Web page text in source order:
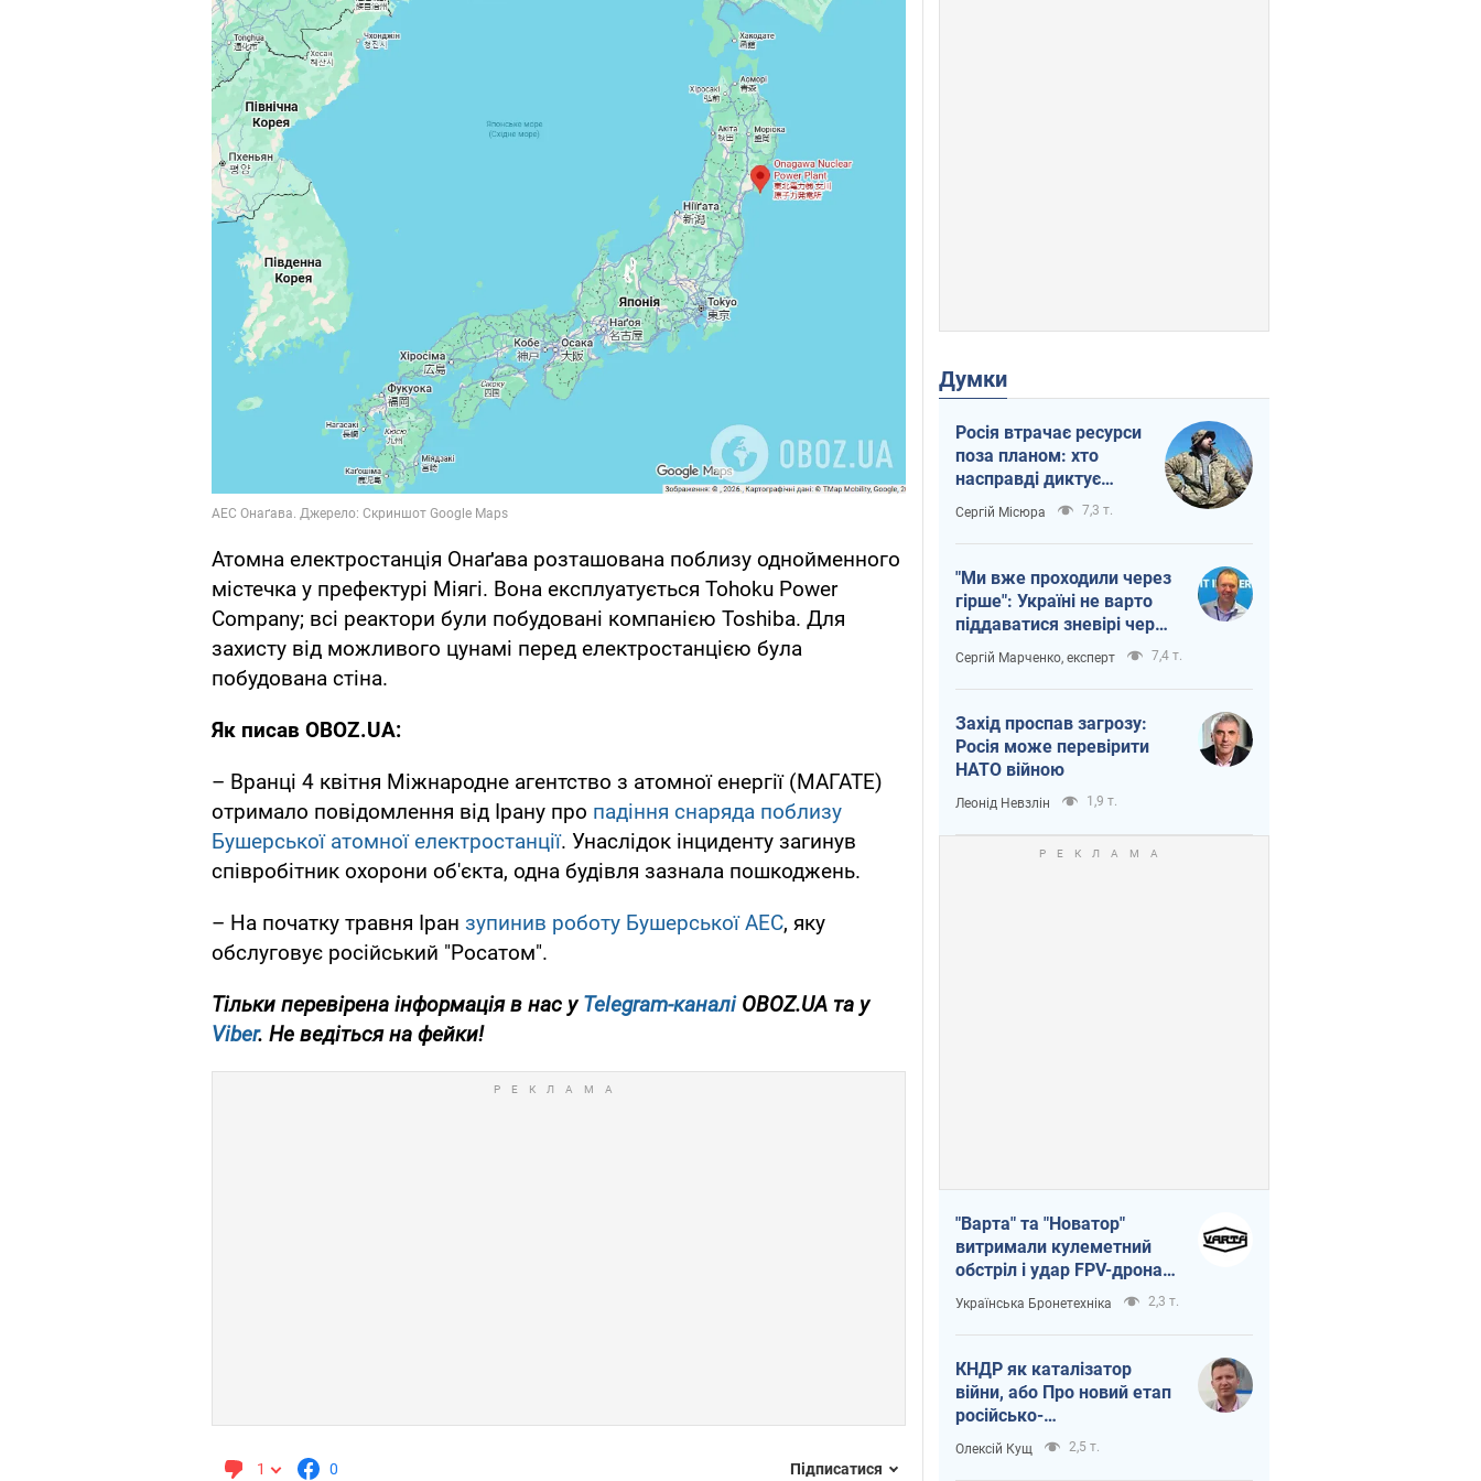
Атомна електростанція Онаґава розташована поблизу однойменного
містечка у префектурі Міягі. Вона експлуатується Tohoku Power
Company; всі реактори були побудовані компанією Toshiba. Для
захисту від можливого цунамі перед електростанцією була
побудована стіна.
Як писав OBOZ.UA:
– Вранці 4 квітня Міжнародне агентство з атомної енергії (МАГАТЕ)
отримало повідомлення від Ірану про падіння снаряда поблизу
Бушерської атомної електростанції. Унаслідок інциденту загинув
співробітник охорони об'єкта, одна будівля зазнала пошкоджень.
– На початку травня Іран зупинив роботу Бушерської АЕС, яку
обслуговує російський "Росатом".
Тільки перевірена інформація в нас уTelegram-каналіOBOZ.UA та у
Viber. Не ведіться на фейки!
1 0 Підписатися
Думки
Росія втрачає ресурси
поза планом: хто
насправді диктує
темп війни
Сергій Місюра 7,3 т.
"Ми вже проходили через
гірше": Україні не варто
піддаватися зневірі через
ракетний терор
Сергій Марченко, експерт 7,4 т.
Захід проспав загрозу:
Росія може перевірити
НАТО війною
Леонід Невзлін 1,9 т.
"Варта" та "Новатор"
витримали кулеметний
обстріл і удар FPV-дрона,
врятувавши життя
офіцеру ЗСУ
Українська Бронетехніка 2,3 т.
КНДР як каталізатор
війни, або Про новий етап
російсько-
північнокорейського
Олексій Кущ 2,5 т.